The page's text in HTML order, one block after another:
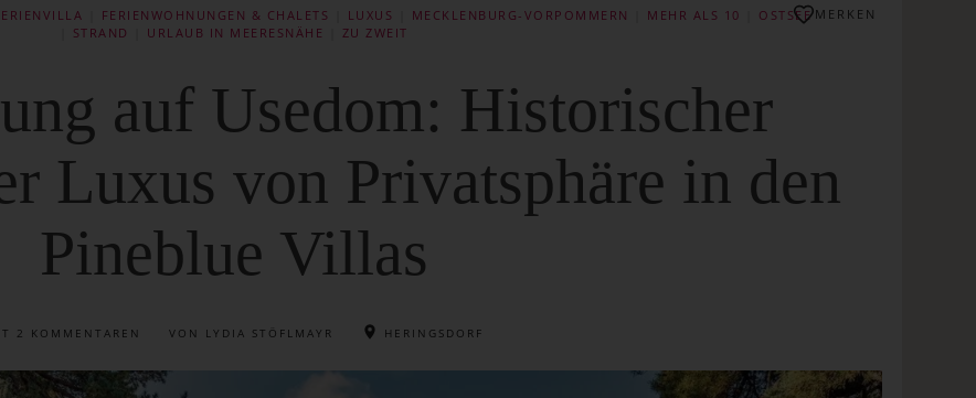
FERIENWOHNUNGEN & CHALETS LUXUS MECKLENBURG-VORPOMMERN MEHR ALS 10
OSTSEE
STRAND URLAUB IN MEERESNÄHE ZU ZWEIT
auf Usedom: Historischer
Luxus von Privatsphäre in den
Pineblue Villas
2 KOMMENTAREN VON LYDIA STÖFLMAYR HERINGSDORF
MERKEN